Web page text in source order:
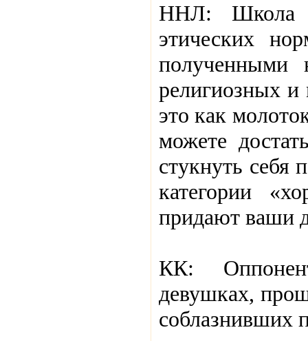
ННЛ: Школа
этических
полученными
религиозных
это как
можете
стукнуть себя
категории
придают ваши
КК:
девушках,
соблазнивших